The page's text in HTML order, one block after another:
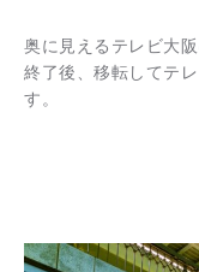
奥に見えるテレビ大
終了後、移転してテ
す。